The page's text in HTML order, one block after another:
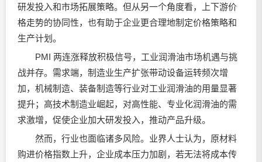
研发投入和市场拓展策略。但从另一个角度看，上下游价
格走势的协同性，也有助于企业更合理地制定价格策略和
生产计划。
PMI 两连涨释放积极信号，工业润滑油市场机遇与挑
战并存。需求端，制造业生产扩张带动设备运转频次增
加，机械制造、装备制造等行业对工业润滑油的用量显著
提升；高技术制造业崛起，对高性能、专业化润滑油的需
求激增，促使企业加大研发投入，推动产品升级。
然而，行业也面临诸多风险。业界人士认为，原材料
购进价格指数上升，企业成本压力加剧，若无法将成本传